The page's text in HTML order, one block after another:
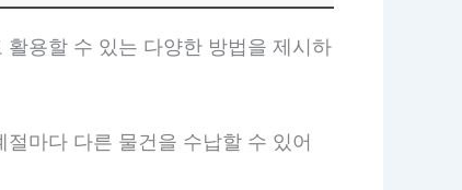
용할 수 있는 다양한 방법을 제시하
마다 다른 물건을 수납할 수 있어